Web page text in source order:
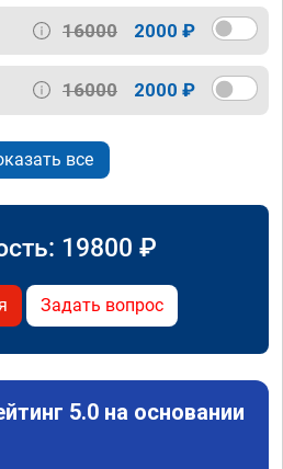
16000 2000 ₽
16000 2000 ₽
все
19800 ₽
Задать вопрос
5.0 на основании